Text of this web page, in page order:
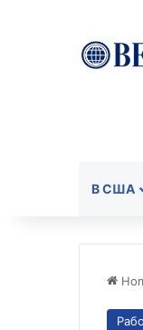
В США